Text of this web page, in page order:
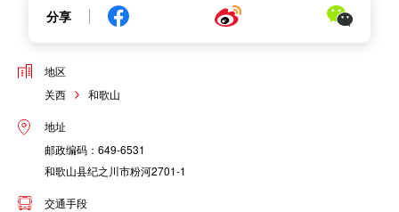
分享
地区
关西
和歌山
地址
邮政编码：649-6531
和歌山县纪之川市粉河2701-1
交通手段